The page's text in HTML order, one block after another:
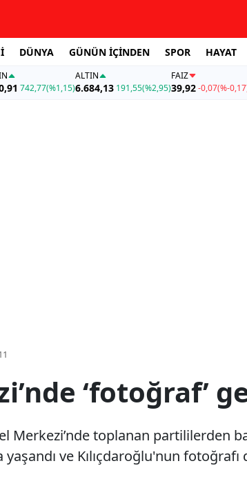
DÜNYA GÜNÜN İÇİNDEN SPOR HAYAT
742,77(%1,15)
ALTIN
6.684,13 191,55(%2,95)
FAİZ
39,92-0,07(%-
‘fotoğraf’
Merkezi’nde toplanan partililerden
ve Kılıçdaroğlu'nun